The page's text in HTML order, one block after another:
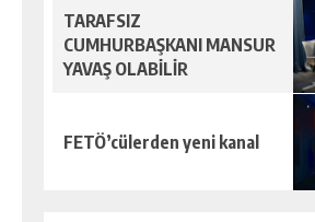
TARAFSIZ
CUMHURBAŞKANI MANSUR
YAVAŞ OLABİLİR
FETÖ’cülerden yeni kanal